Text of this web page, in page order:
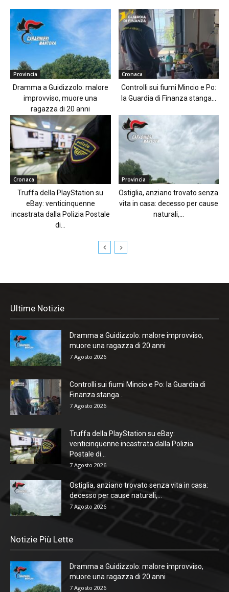
Provincia
Dramma a Guidizzolo: malore
improvviso, muore una
ragazza di 20 anni
Cronaca
Controlli sui fiumi Mincio e Po:
la Guardia di Finanza stanga...
Cronaca
Truffa della PlayStation su
eBay: venticinquenne
incastrata dalla Polizia Postale
di...
Provincia
Ostiglia, anziano trovato senza
vita in casa: decesso per cause
naturali,...
Ultime Notizie
Dramma a Guidizzolo: malore improvviso,
muore una ragazza di 20 anni
7 Agosto 2026
Controlli sui fiumi Mincio e Po: la Guardia di
Finanza stanga...
7 Agosto 2026
Truffa della PlayStation su eBay:
venticinquenne incastrata dalla Polizia
Postale di...
7 Agosto 2026
Ostiglia, anziano trovato senza vita in casa:
decesso per cause naturali,...
7 Agosto 2026
Notizie Più Lette
Dramma a Guidizzolo: malore improvviso,
muore una ragazza di 20 anni
7 Agosto 2026